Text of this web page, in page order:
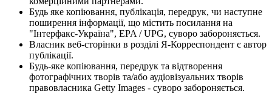
Будь яке копіювання, публікація, передрук, чи наступне
поширення інформації, що містить посилання на
"Інтерфакс-Україна", EPA / UPG, суворо забороняється.
Власник веб-сторінки в розділі Я-Корреспондент є автор
публікації.
Будь-яке копіювання, передрук та відтворення
фотографічних творів та/або аудіовізуальних творів
правовласника Getty Images - суворо забороняється.